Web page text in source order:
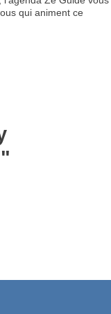
qui animent ce